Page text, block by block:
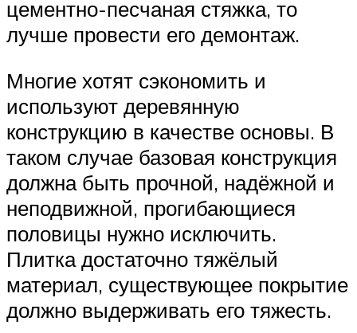
цементно-песчаная стяжка, то
лучше провести его демонтаж.
Многие хотят сэкономить и
используют деревянную
конструкцию в качестве основы. В
таком случае базовая конструкция
должна быть прочной, надёжной и
неподвижной, прогибающиеся
половицы нужно исключить.
Плитка достаточно тяжёлый
материал, существующее покрытие
должно выдерживать его тяжесть.